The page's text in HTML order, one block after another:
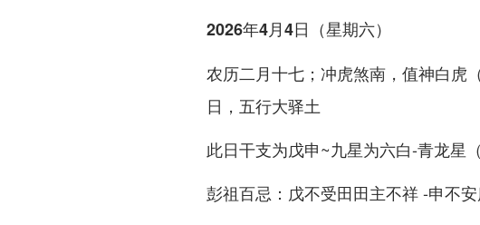
2026年4月4日（星期六）
农历二月十七；冲虎煞南，值神白虎
日，五行大驿土
此日干支为戊申~九星为六白-青龙星
彭祖百忌：戊不受田田主不祥 -申不